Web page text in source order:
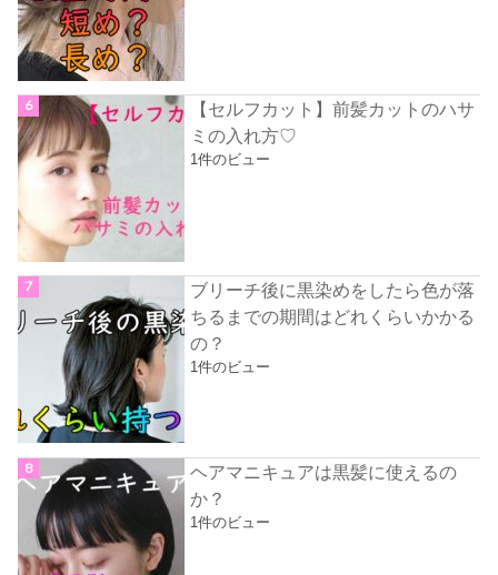
【セルフカット】前髪カットのハサ
ミの入れ方♡
1件のビュー
ブリーチ後に黒染めをしたら色が落
ちるまでの期間はどれくらいかかる
の？
1件のビュー
ヘアマニキュアは黒髪に使えるの
か？
1件のビュー